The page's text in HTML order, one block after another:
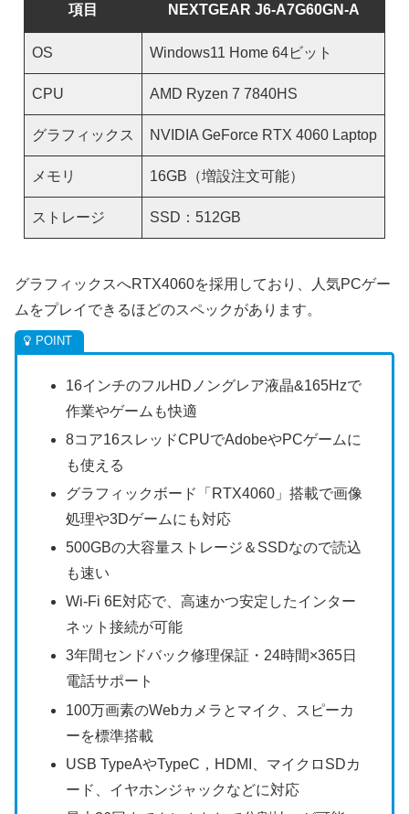
項目 NEXTGEAR J6-A7G60GN-A
OS Windows11 Home 64ビット
CPU AMD Ryzen 7 7840HS
グラフィックス NVIDIA GeForce RTX 4060 Laptop
メモリ 16GB（増設注文可能）
ストレージ SSD：512GB
グラフィックスへRTX4060を採用しており、人気PCゲー
ムをプレイできるほどのスペックがあります。
16インチのフルHDノングレア液晶&165Hzで
作業やゲームも快適
8コア16スレッドCPUでAdobeやPCゲームに
も使える
グラフィックボード「RTX4060」搭載で画像
処理や3Dゲームにも対応
500GBの大容量ストレージ＆SSDなので読込
も速い
Wi-Fi 6E対応で、高速かつ安定したインター
ネット接続が可能
3年間センドバック修理保証・24時間×365日
電話サポート
100万画素のWebカメラとマイク、スピーカ
ーを標準搭載
USB TypeAやTypeC，HDMI、マイクロSDカ
ード、イヤホンジャックなどに対応